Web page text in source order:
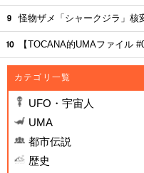
怪物ザメ「シャークジラ」核
【TOCANA的UMAファイル
カテゴリ一覧
UFO・宇宙人
UMA
都市伝説
歴史